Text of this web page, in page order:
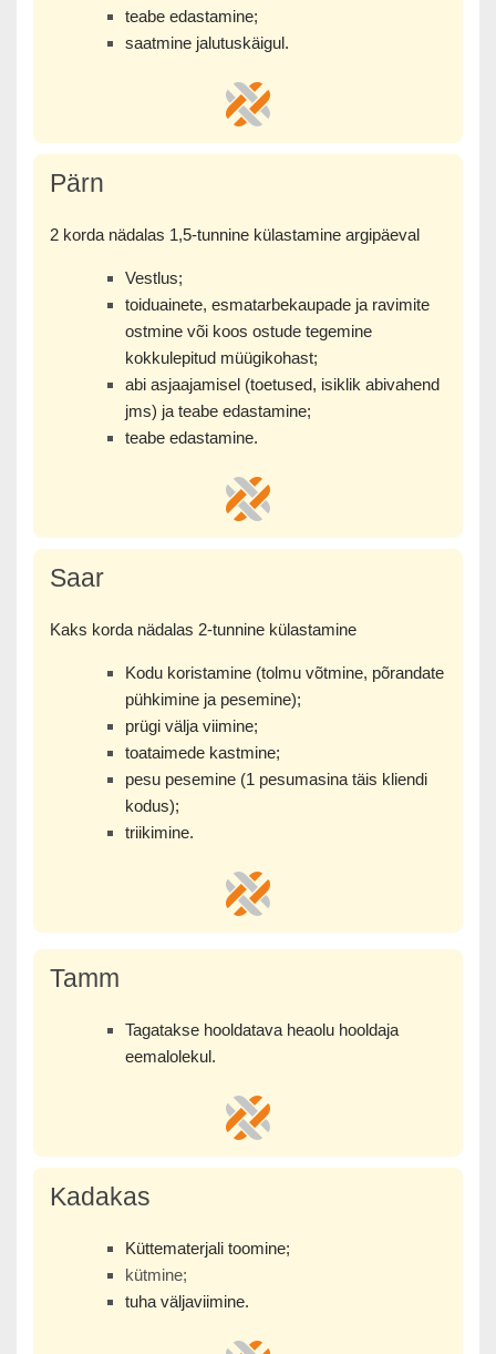
teabe edastamine;
saatmine jalutuskäigul.
Pärn
2 korda nädalas 1,5-tunnine külastamine argipäeval
Vestlus;
toiduainete, esmatarbekaupade ja ravimite
ostmine või koos ostude tegemine
kokkulepitud müügikohast;
abi asjaajamisel (toetused, isiklik abivahend
jms) ja teabe edastamine;
teabe edastamine.
Saar
Kaks korda nädalas 2-tunnine külastamine
Kodu koristamine (tolmu võtmine, põrandate
pühkimine ja pesemine);
prügi välja viimine;
toataimede kastmine;
pesu pesemine (1 pesumasina täis kliendi
kodus);
triikimine.
Tamm
Tagatakse hooldatava heaolu hooldaja
eemalolekul.
Kadakas
Küttematerjali toomine;
kütmine;
tuha väljaviimine.